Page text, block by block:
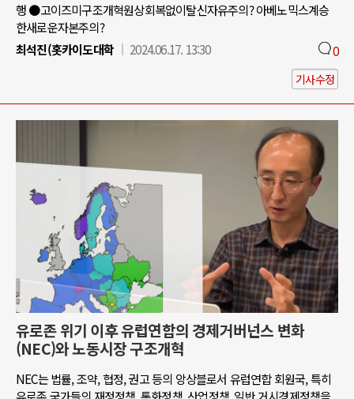
행 ●고이즈미구조개혁원상회복없이탈신자유주의? 아베노믹스계승
한새로운자본주의?
최석진(홋카이도대학
2024.06.17. 13:30 0
기사수정
유로존 위기 이후 유럽연합의 경제거버넌스 변화
(NEC)와 노동시장 구조개혁
NEC는 법률, 조약, 협정, 권고 등의 앙상블로서 유럽연합 회원국, 특히